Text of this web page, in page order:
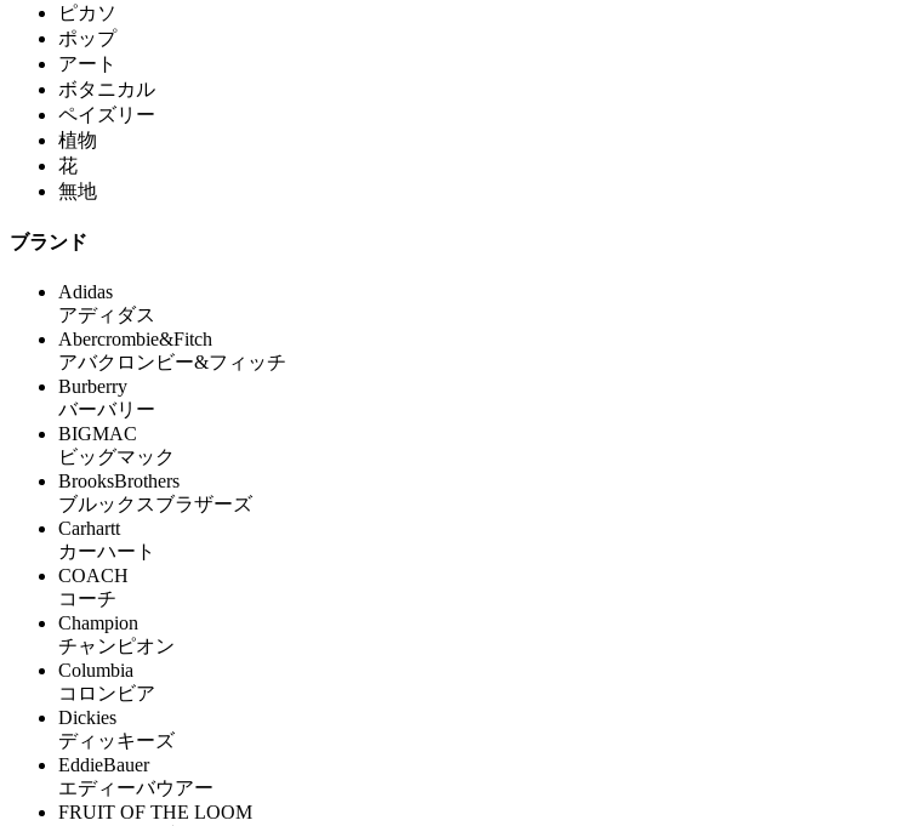
ピカソ
ポップ
アート
ボタニカル
ペイズリー
植物
花
無地
ブランド
Adidas
アディダス
Abercrombie&Fitch
アバクロンビー&フィッチ
Burberry
バーバリー
BIGMAC
ビッグマック
BrooksBrothers
ブルックスブラザーズ
Carhartt
カーハート
COACH
コーチ
Champion
チャンピオン
Columbia
コロンビア
Dickies
ディッキーズ
EddieBauer
エディーバウアー
FRUIT OF THE LOOM